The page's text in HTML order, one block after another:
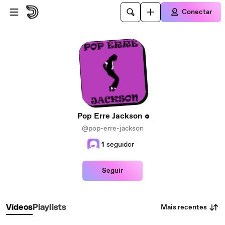
Ir para o conteúdo principal
Conectar
Pop Erre Jackson
@pop-erre-jackson
1 seguidor
Seguir
VídeosPlaylists Mais recentes